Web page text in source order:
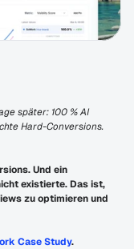
später: 100 % AI
Hard-Conversions.
Und ein
existierte. Das ist,
zu optimieren und
Case Study.